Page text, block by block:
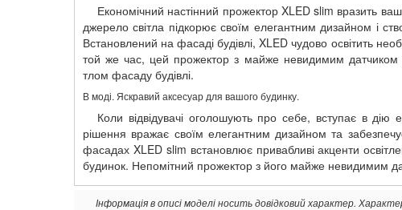
Економічний настінний прожектор XLED slim вразить
джерело світла підкорює своїм елегантним дизайном і
Встановлений на фасаді будівлі, XLED чудово освітить
той же час, цей прожектор з майже невидимим датчиком
тлом фасаду будівлі.
В моді. Яскравий аксесуар для вашого будинку.
Коли відвідувачі оголошують про себе, вступає в дію
рішення вражає своїм елегантним дизайном та
фасадах XLED slim встановлює привабливі акценти
будинок. Непомітний прожектор з його майже невидимим
Інформація в описі моделі носить довідковий характер.